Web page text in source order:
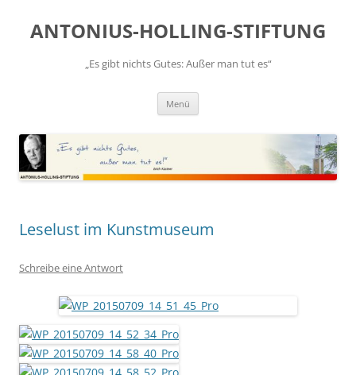
springen
ANTONIUS-HOLLING-STIFTUNG
„Es gibt nichts Gutes: Außer man tut es“
Menü
Leselust im Kunstmuseum
Schreibe eine Antwort